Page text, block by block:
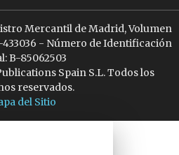
Mercantil de Madrid, Volumen
433036 - Número de Identificación
B-85062503
Spain S.L. Todos los
reservados.
del Sitio